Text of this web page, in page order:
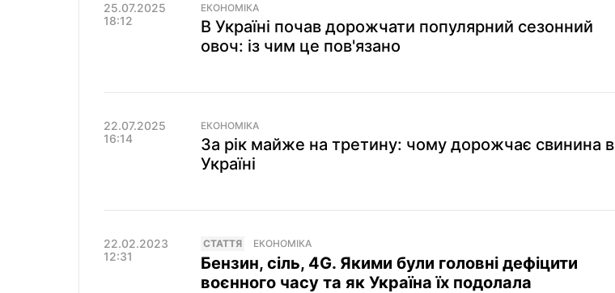
25.07.2025
18:12
ЕКОНОМІКА
В Україні почав дорожчати популярний сезонний
овоч: із чим це пов'язано
22.07.2025
16:14
ЕКОНОМІКА
За рік майже на третину: чому дорожчає свинина в
Україні
22.02.2023
12:31
СТАТТЯ ЕКОНОМІКА
Бензин, сіль, 4G. Якими були головні дефіцити
воєнного часу та як Україна їх подолала